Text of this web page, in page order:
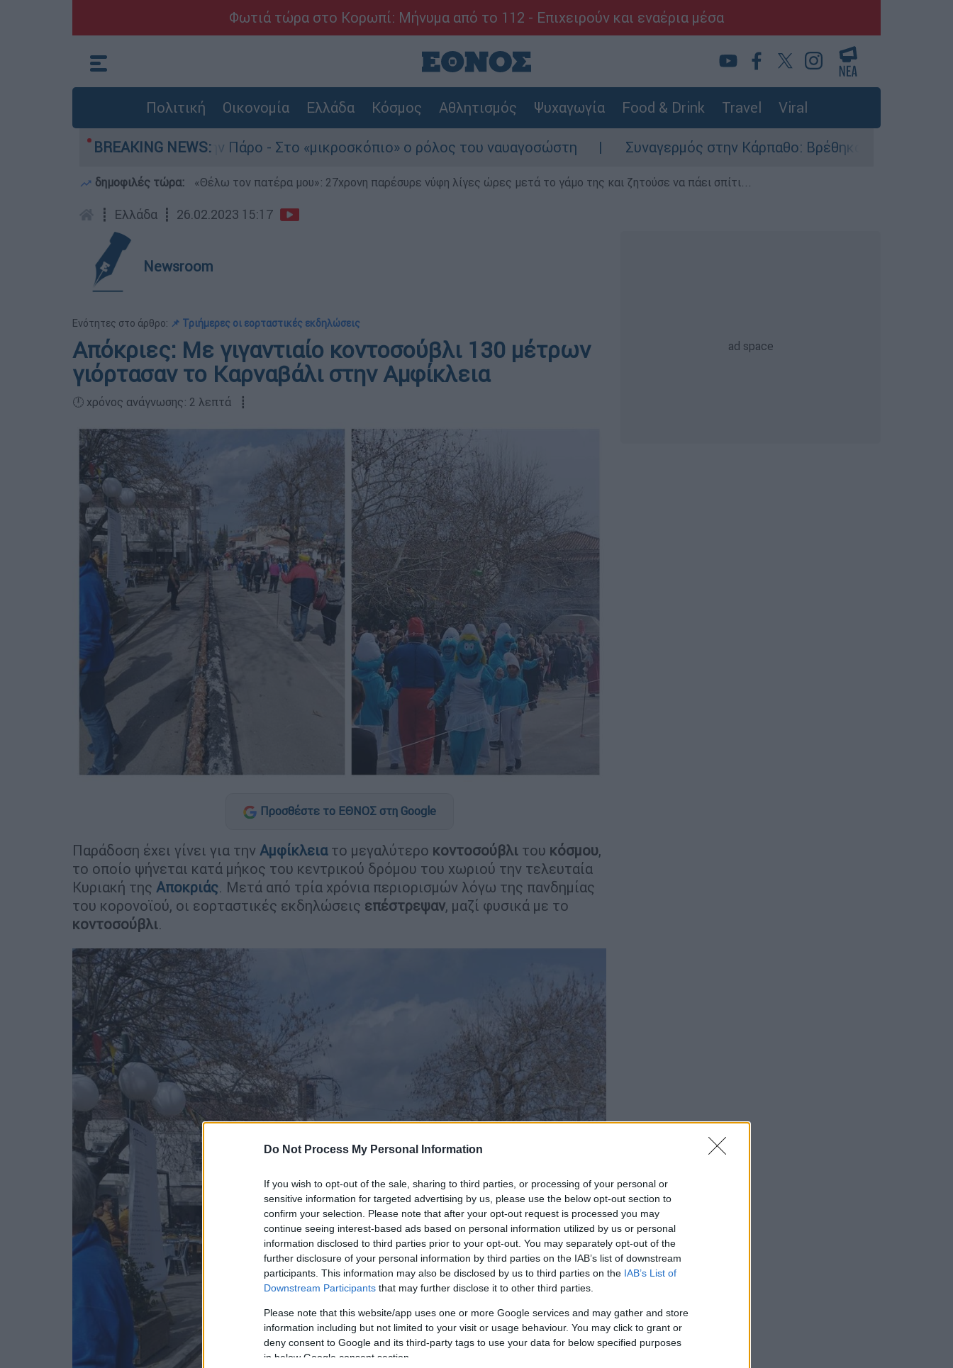
Do Not Process My Personal Information
If you wish to opt-out of the sale, sharing to third parties, or processing of your personal or
sensitive information for targeted advertising by us, please use the below opt-out section to
confirm your selection. Please note that after your opt-out request is processed you may
continue seeing interest-based ads based on personal information utilized by us or personal
information disclosed to third parties prior to your opt-out. You may separately opt-out of the
further disclosure of your personal information by third parties on the IAB’s list of downstream
participants. This information may also be disclosed by us to third parties on the IAB’s List of
Downstream Participants that may further disclose it to other third parties.
Please note that this website/app uses one or more Google services and may gather and store
information including but not limited to your visit or usage behaviour. You may click to grant or
deny consent to Google and its third-party tags to use your data for below specified purposes
in below Google consent section.
Φωτιά τώρα στο Κορωπί: Μήνυμα από το 112 - Επιχειρούν και εναέρια μέσα
Πολιτική Οικονομία Ελλάδα Κόσμος Αθλητισμός Ψυχαγωγία Food & Drink Travel Viral
BREAKING NEWS:
4χρονου στην Πάρο - Στο «μικροσκόπιο» ο ρόλος του ναυαγοσώστη Συναγερμός στην Κάρπαθο: Βρέθηκαν παλιά πυρομαχικά στο
δημοφιλές τώρα: «Θέλω τον πατέρα μου»: 27χρονη παρέσυρε νύφη λίγες ώρες μετά το γάμο της και ζητούσε να πάει σπίτι...
┋ Ελλάδα ┋ 26.02.2023 15:17
Newsroom
Ενότητες στο άρθρο: 📌 Τριήμερες οι εορταστικές εκδηλώσεις
Απόκριες: Με γιγαντιαίο κοντοσούβλι 130 μέτρων
γιόρτασαν το Καρναβάλι στην Αμφίκλεια
🕛 χρόνος ανάγνωσης: 2 λεπτά ┋
Προσθέστε το ΕΘΝΟΣ στη Google
Παράδοση έχει γίνει για την Αμφίκλεια το μεγαλύτερο κοντοσούβλι του κόσμου,
το οποίο ψήνεται κατά μήκος του κεντρικού δρόμου του χωριού την τελευταία
Κυριακή της Αποκριάς. Μετά από τρία χρόνια περιορισμών λόγω της πανδημίας
του κορονοϊού, οι εορταστικές εκδηλώσεις επέστρεψαν, μαζί φυσικά με το
κοντοσούβλι.